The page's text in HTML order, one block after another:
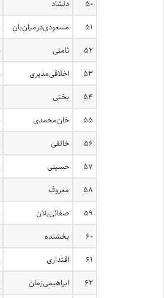
۵۰ دلشاد
۵۱
مسعودی‌درمیان‌بان
۵۲
ثامنی
۵۳
اخلاقی‌مدیری
۵۴
بختی
۵۵
خان‌محمدی
۵۶
خالقی
۵۷
حسینی
۵۸
معروف
۵۹
صفائی‌بلان
۶۰
بخشنده
۶۱
اقتداری
۶۲
ابراهیمی‌زمان